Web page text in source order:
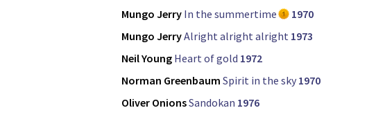
Mungo Jerry In the summertime
1970
Mungo JerryAlright alright alright 1973
Neil Young Heart of gold 1972
Norman Greenbaum Spirit in the sky 1970
Oliver OnionsSandokan 1976